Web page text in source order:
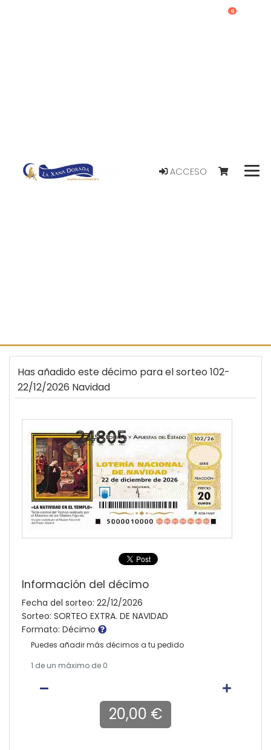
ACCESO
0
Has añadido este décimo para el sorteo 102-
22/12/2026 Navidad
Información del décimo
Fecha del sorteo: 22/12/2026
Sorteo: SORTEO EXTRA. DE NAVIDAD
Formato: Décimo
Puedes añadir más décimos a tu pedido
1 de un máximo de 0
20,00 €